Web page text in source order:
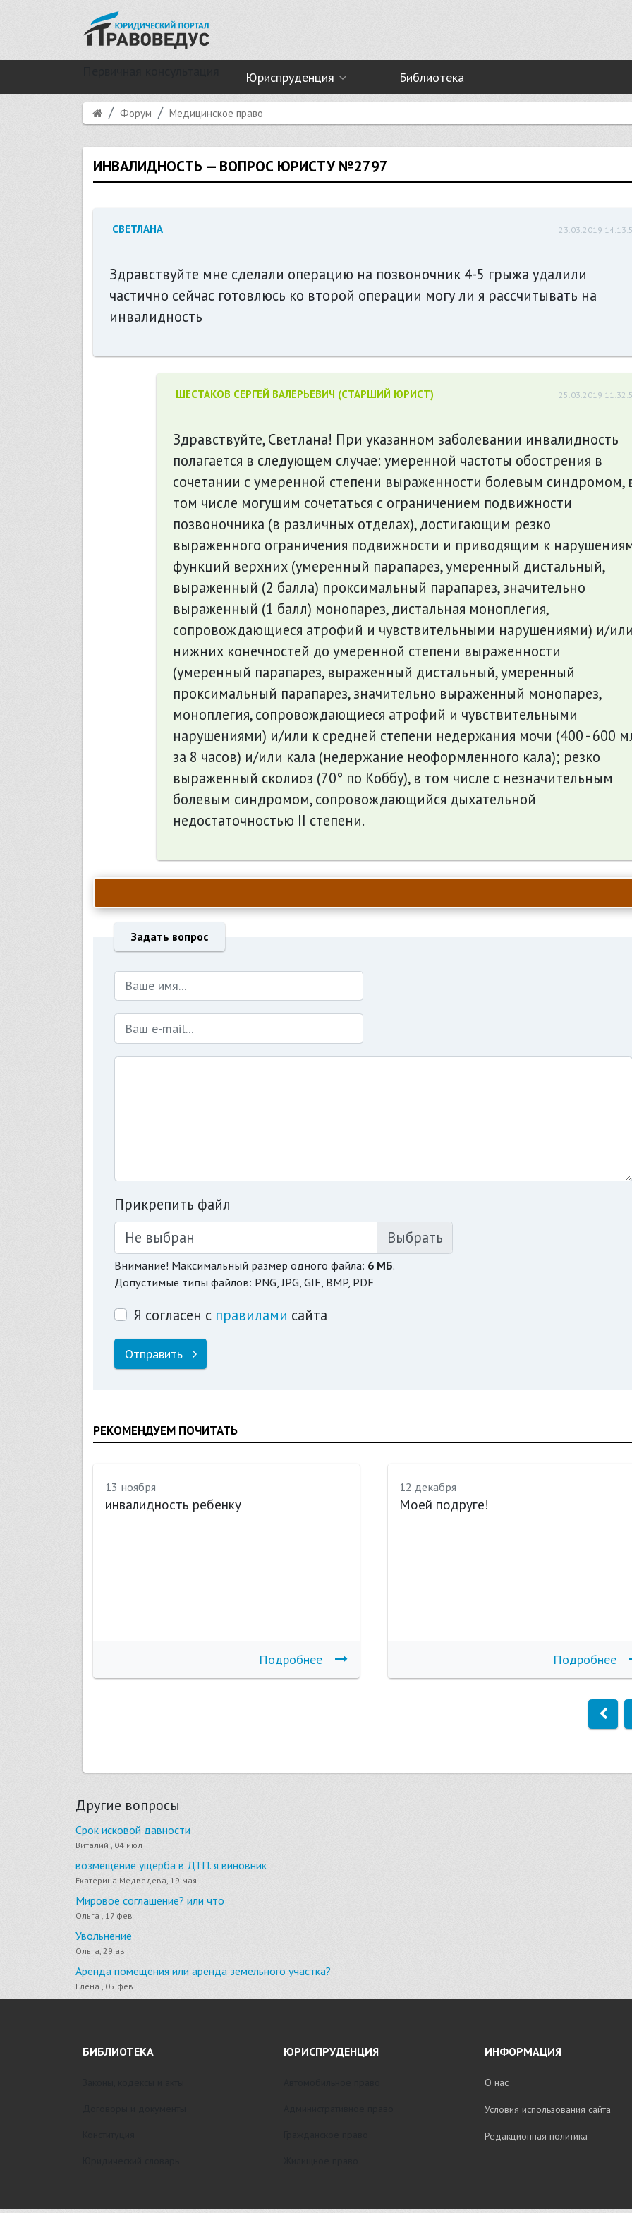
Юриспруденция Библиотека
Форум Медицинское право
ИНВАЛИДНОСТЬ — ВОПРОС ЮРИСТУ №2797
СВЕТЛАНА 23.03.2019
Здравствуйте мне сделали операцию на позвоночник 4-5 грыжа удалили
частично сейчас готовлюсь ко второй операции могу ли я рассчитывать на
инвалидность
ШЕСТАКОВ СЕРГЕЙ ВАЛЕРЬЕВИЧ (СТАРШИЙ ЮРИСТ) 25.03.2019
Здравствуйте, Светлана! При указанном заболевании инвалидность
полагается в следующем случае: умеренной частоты обострения в
сочетании с умеренной степени выраженности болевым синдромом,
том числе могущим сочетаться с ограничением подвижности
позвоночника (в различных отделах), достигающим резко
выраженного ограничения подвижности и приводящим к
функций верхних (умеренный парапарез, умеренный дистальный,
выраженный (2 балла) проксимальный парапарез, значительно
выраженный (1 балл) монопарез, дистальная моноплегия,
сопровождающиеся атрофий и чувствительными нарушениями) и/
нижних конечностей до умеренной степени выраженности
(умеренный парапарез, выраженный дистальный, умеренный
проксимальный парапарез, значительно выраженный монопарез,
моноплегия, сопровождающиеся атрофий и чувствительными
нарушениями) и/или к средней степени недержания мочи (400 - 600
за 8 часов) и/или кала (недержание неоформленного кала); резко
выраженный сколиоз (70° по Коббу), в том числе с незначительным
болевым синдромом, сопровождающийся дыхательной
недостаточностью II степени.
Задать вопрос
Прикрепить файл
Не выбран
Внимание! Максимальный размер одного файла: 6 МБ.
Допустимые типы файлов: PNG, JPG, GIF, BMP, PDF
Я согласен с правилами сайта
Отправить
РЕКОМЕНДУЕМ ПОЧИТАТЬ
13 ноября
инвалидность ребенку
Подробнее
12 декабря
Моей подруге!
Подробнее
Другие вопросы
Срок исковой давности
Виталий , 04 июл
возмещение ущерба в ДТП. я виновник
Екатерина Медведева, 19 мая
Мировое соглашение? или что
Ольга , 17 фев
Увольнение
Ольга, 29 авг
Аренда помещения или аренда земельного участка?
Елена , 05 фев
БИБЛИОТЕКА ЮРИСПРУДЕНЦИЯ ИНФОРМАЦИЯ
О нас
Условия использования сайта
Редакционная политика